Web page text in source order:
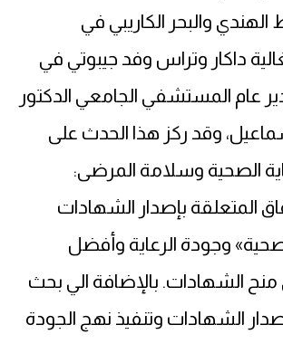
الهندي والبحر الكاريبي في
داكار وتراس وفد جيبوتي في
عام المستشفي الجامعي الدكتور
وقد ركز هذا الحدث على
الصحية وسلامة المرضى:
المتعلقة بإصدار الشهادات
وجودة الرعاية وأفضل
الشهادات. بالإضافة الي بحث
الشهادات وتنفيذ نهج الجودة